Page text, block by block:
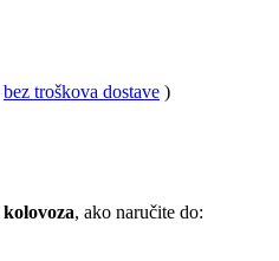
bez troškova dostave )
, ako naručite do: